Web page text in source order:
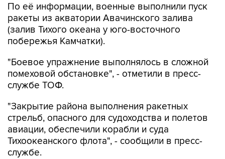
По её информации, военные выполнили пуск
ракеты из акватории Авачинского залива
(залив Тихого океана у юго-восточного
побережья Камчатки).
"Боевое упражнение выполнялось в сложной
помеховой обстановке", - отметили в пресс-
службе ТОФ.
"Закрытие района выполнения ракетных
стрельб, опасного для судоходства и полетов
авиации, обеспечили корабли и суда
Тихоокеанского флота", - сообщили в пресс-
службе.